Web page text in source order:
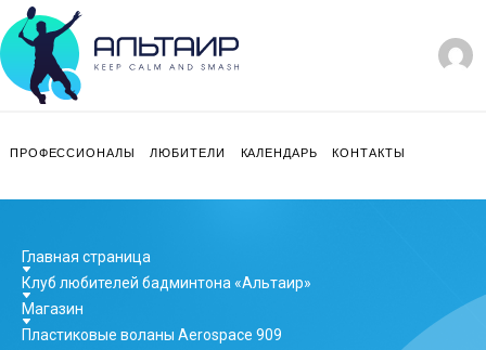
ПРОФЕССИОНАЛЫ ЛЮБИТЕЛИ КАЛЕНДАРЬ КОНТАКТЫ
Главная страница
Клуб любителей бадминтона «Альтаир»
Магазин
Пластиковые воланы Aerospace 909